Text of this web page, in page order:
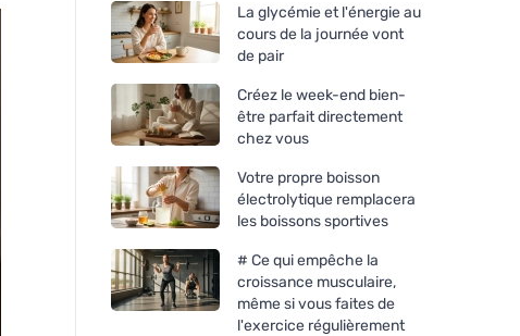
La glycémie et l'énergie au
cours de la journée vont
de pair
Créez le week-end bien-
être parfait directement
chez vous
Votre propre boisson
électrolytique remplacera
les boissons sportives
# Ce qui empêche la
croissance musculaire,
même si vous faites de
l'exercice régulièrement